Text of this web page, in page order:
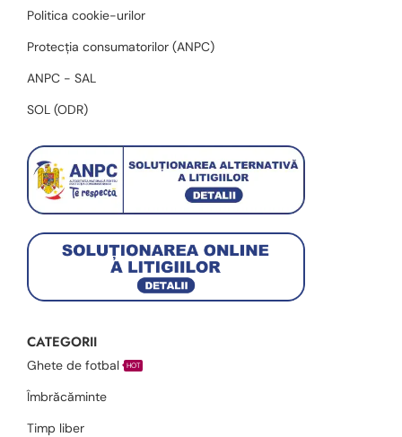
Politica cookie-urilor
Protecția consumatorilor (ANPC)
ANPC - SAL
SOL (ODR)
CATEGORII
Ghete de fotbal HOT
Îmbrăcăminte
Timp liber